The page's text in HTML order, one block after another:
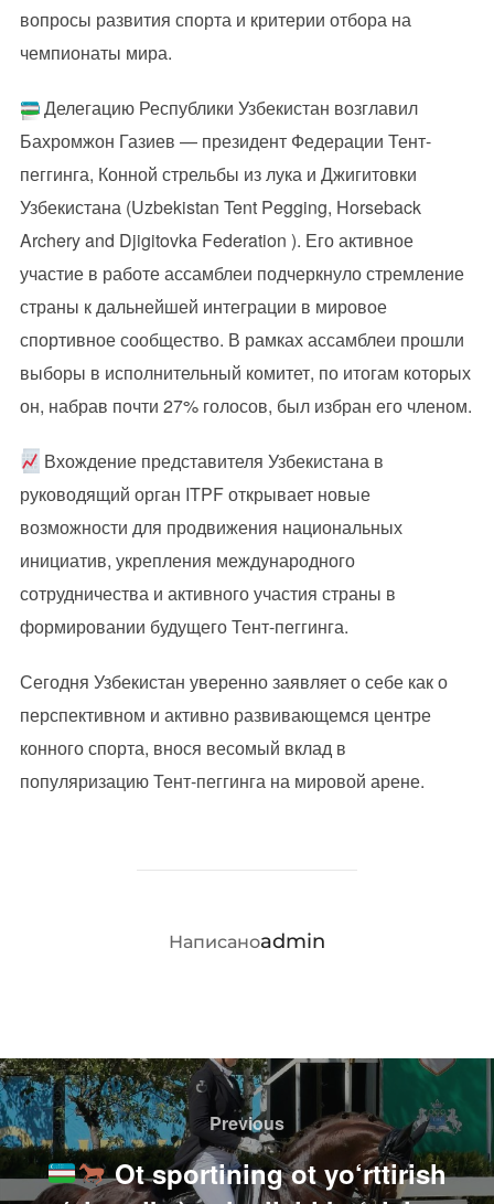
вопросы развития спорта и критерии отбора на
чемпионаты мира.
Делегацию Республики Узбекистан возглавил
Бахромжон Газиев — президент Федерации Тент-
пеггинга, Конной стрельбы из лука и Джигитовки
Узбекистана (Uzbekistan Tent Pegging, Horseback
Archery and Djigitovka Federation ). Его активное
участие в работе ассамблеи подчеркнуло стремление
страны к дальнейшей интеграции в мировое
спортивное сообщество. В рамках ассамблеи прошли
выборы в исполнительный комитет, по итогам которых
он, набрав почти 27% голосов, был избран его членом.
Вхождение представителя Узбекистана в
руководящий орган ITPF открывает новые
возможности для продвижения национальных
инициатив, укрепления международного
сотрудничества и активного участия страны в
формировании будущего Тент-пеггинга.
Сегодня Узбекистан уверенно заявляет о себе как о
перспективном и активно развивающемся центре
конного спорта, внося весомый вклад в
популяризацию Тент-пеггинга на мировой арене.
АВТОР ЗАПИСИ
Написаноadmin
Навигация
по
записям
Previous
Previous
Ot sportining ot yo‘rttirish